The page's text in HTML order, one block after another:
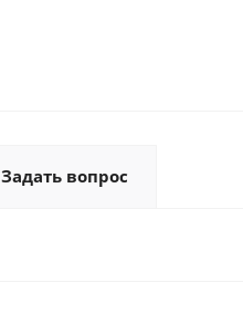
Задать вопрос